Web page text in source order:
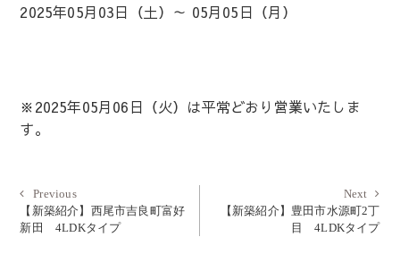
2025年05月03日（土）～ 05月05日（月）
※2025年05月06日（火）は平常どおり営業いたしま
す。
投
稿
ナ
PreviousPrevious
post:
【新築紹介】西尾市吉良町富好
新田 4LDKタイプ
Next
post:
【新築紹介】豊田市水源町2丁
目 4LDKタイプ